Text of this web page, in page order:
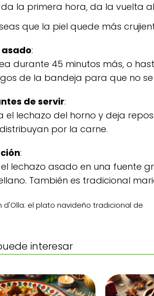
la primera hora, da la vuelta
que la piel quede más
asado:
durante 45 minutos más, o
de la bandeja para que no se
de servir:
el lechazo del horno y deja
por la carne.
:
el lechazo asado en una fuente
También es tradicional
d'Olla: el plato navideño tradicional de
interesar